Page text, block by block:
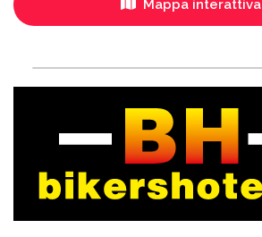
Mappa interattiva